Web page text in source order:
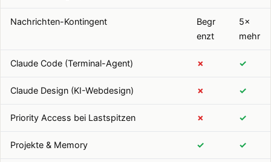
Nachrichten-Kontingent
Begr
enzt
5×
mehr
Claude Code (Terminal-Agent) ✗ ✓
Claude Design (KI-Webdesign) ✗ ✓
Priority Access bei Lastspitzen ✗ ✓
Projekte & Memory ✓ ✓